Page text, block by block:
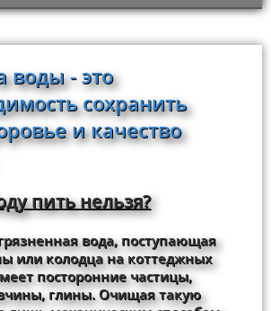
воды - это
сохранить
и качество
пить нельзя?
вода, поступающая
или колодца на коттеджных
посторонние частицы,
глины. Очищая такую